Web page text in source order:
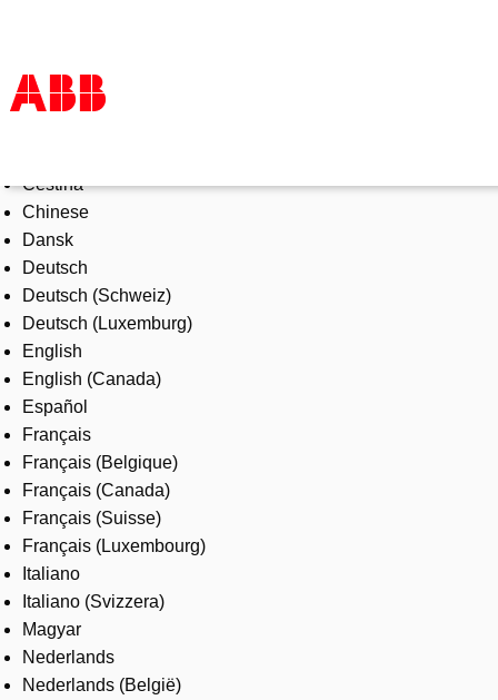
Products & Solutions
Industries
Services
About us
Where to buy
Contact us
Careers
Čeština
Chinese
Dansk
Deutsch
Deutsch (Schweiz)
Deutsch (Luxemburg)
English
English (Canada)
Español
Français
Français (Belgique)
Français (Canada)
Français (Suisse)
Français (Luxembourg)
Italiano
Italiano (Svizzera)
Magyar
Nederlands
Nederlands (België)